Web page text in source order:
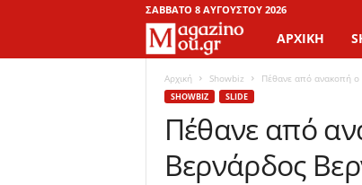
ΣΆΒΒΑΤΟ 8 ΑΥΓΟΎΣΤΟΥ 2026
a
a
ΑΡΧΙΚΉ
Αρχική Showbiz Πέθανε από ανακοπή ο
SHOWBIZ SLIDE
Πέθανε από
Βερνάρδος